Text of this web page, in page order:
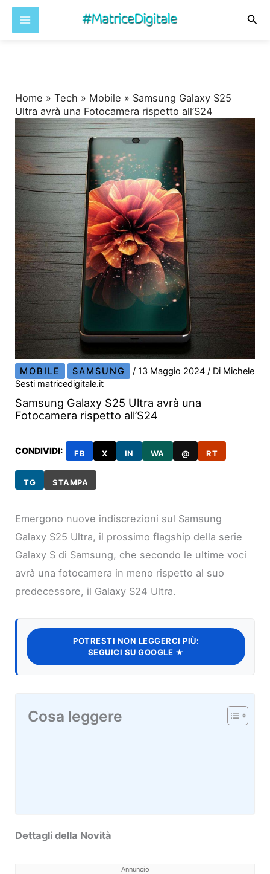
Home »Tech » Mobile » Samsung Galaxy S25
Ultra avrà una Fotocamera rispetto all’S24
MOBILE SAMSUNG /13 Maggio 2024/ Di Michele
Sesti matricedigitale.it
Samsung Galaxy S25 Ultra avrà una
Fotocamera rispetto all’S24
CONDIVIDI: FB X IN WA @ RT
TG STAMPA
Emergono nuove indiscrezioni sul Samsung
Galaxy S25 Ultra, il prossimo flagship della serie
Galaxy S di Samsung, che secondo le ultime voci
avrà una fotocamera in meno rispetto al suo
predecessore, il Galaxy S24 Ultra.
POTRESTI NON LEGGERCI PIÙ:
SEGUICI SU GOOGLE ★
Cosa leggere
Dettagli della Novità
Annuncio